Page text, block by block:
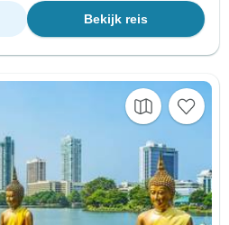
Bekijk reis